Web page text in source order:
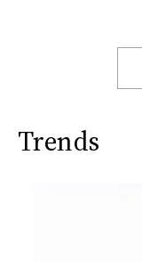
Trends